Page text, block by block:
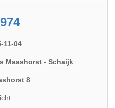
11-04
Maashorst - Schaijk
8